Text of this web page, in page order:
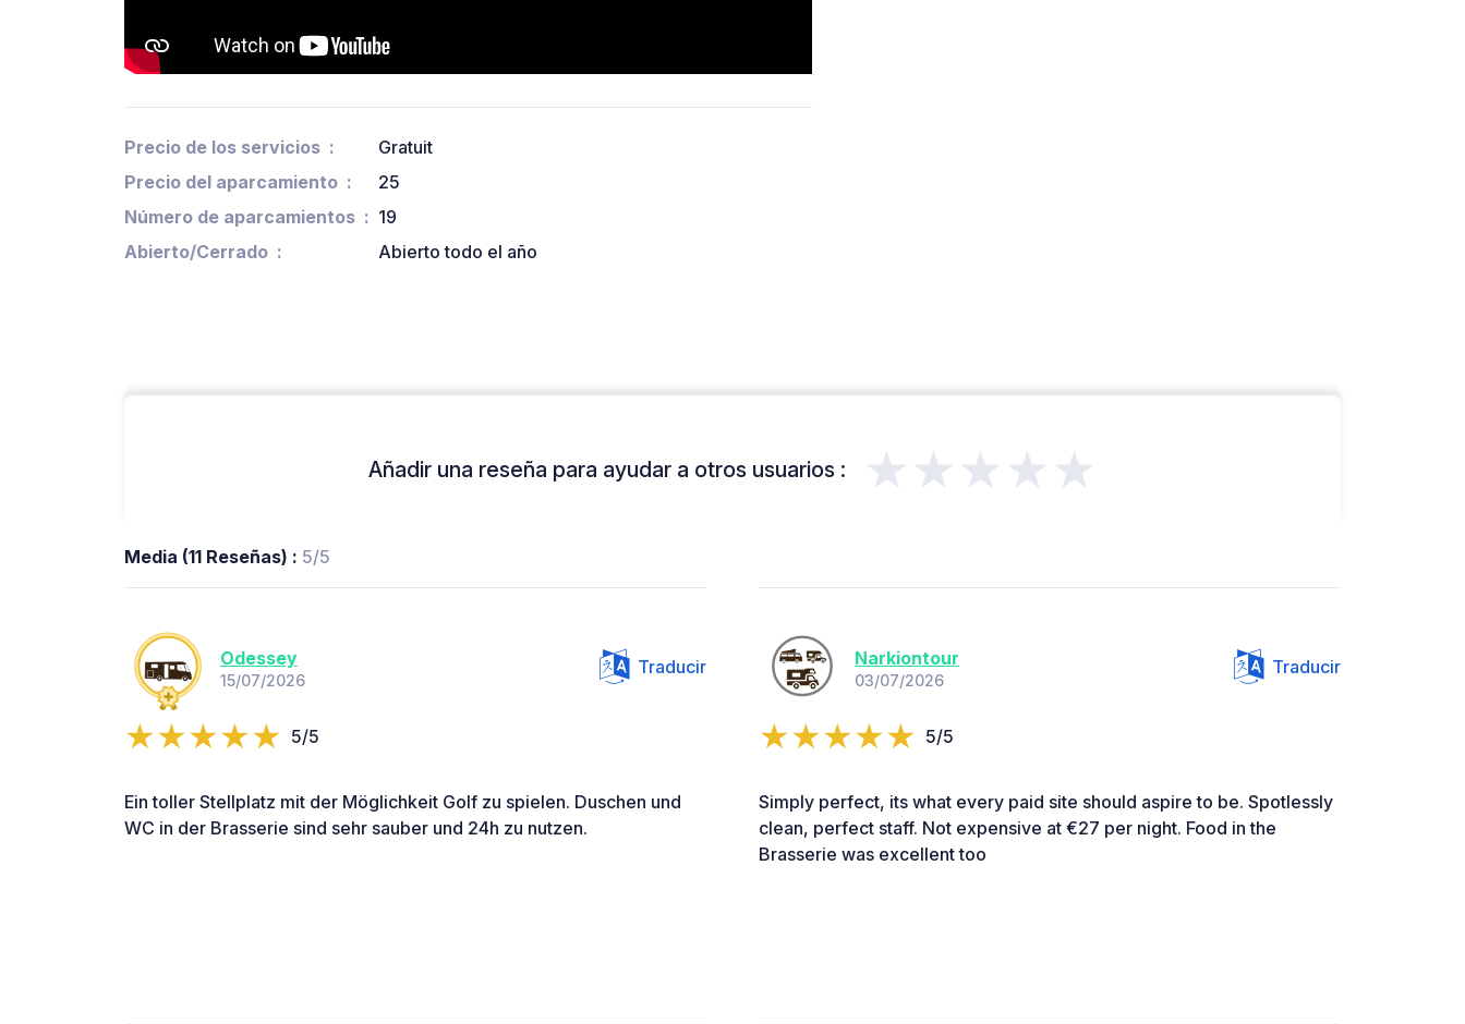
Precio de los servicios
Gratuit
Precio del aparcamiento
25
Número de aparcamientos
19
Abierto/Cerrado
Abierto todo el año
Añadir una reseña para ayudar a otros usuarios : ★★★★★
Media (11 Reseñas) : 5/5
Odessey
15/07/2026
Traducir
5/5
Ein toller Stellplatz mit der Möglichkeit Golf zu spielen. Duschen und
WC in der Brasserie sind sehr sauber und 24h zu nutzen.
Narkiontour
03/07/2026
Traducir
5/5
Simply perfect, its what every paid site should aspire to be. Spotlessly
clean, perfect staff. Not expensive at €27 per night. Food in the
Brasserie was excellent too